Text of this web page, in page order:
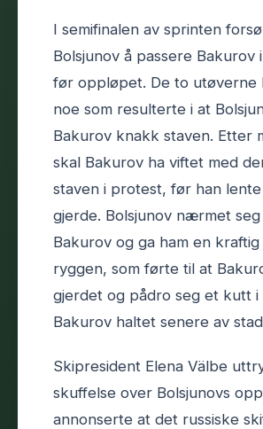
I semifinalen av sprinten
Bolsjunov å passere Bakurov
før oppløpet. De to utøverne
noe som resulterte i at
Bakurov knakk staven. Etter
skal Bakurov ha viftet med
staven i protest, før han
gjerde. Bolsjunov nærmet
Bakurov og ga ham en
ryggen, som førte til at
gjerdet og pådro seg et kutt i
Bakurov haltet senere av
Skipresident Elena Välbe
skuffelse over Bolsjunovs
annonserte at det russiske